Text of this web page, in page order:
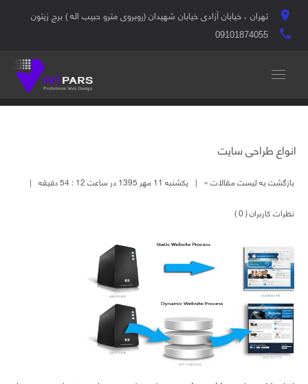
location_on تهران ، خیابان آزادی خیابان شهیدان (روبروی مترو حبیب اله ) برج زیتون
local_phone
09101874055
انواع طراحی سایت
بازگشت به لیست مقالات » | یکشنبه 11 مهر 1395 در ساعت 12 : 54 دقیقه
|
نظرات کاربران ( 0 )